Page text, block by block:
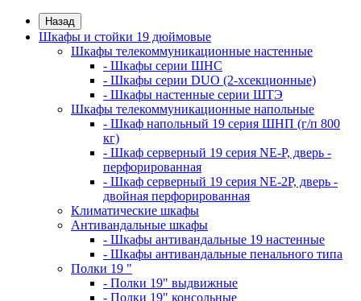
Назад
Шкафы и стойки 19 дюймовые
Шкафы телекоммуникационные настенные
- Шкафы серии ШНС
- Шкафы серии DUO (2-хсекционные)
- Шкафы настенные серии ШТЭ
Шкафы телекоммуникационные напольные
- Шкаф напольный 19 серия ШНП (г/п 800
кг)
- Шкаф серверный 19 серия NE-P, дверь -
перфорированная
- Шкаф серверный 19 серия NE-2P, дверь -
двойная перфорированная
Климатические шкафы
Антивандальные шкафы
- Шкафы антивандальные 19 настенные
- Шкафы антивандальные пенального типа
Полки 19 "
- Полки 19" выдвижные
- Полки 19" консольные